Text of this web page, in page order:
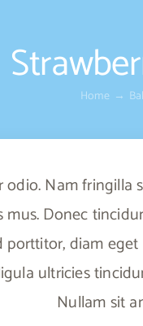
Home
odio. Nam
mus. Donec
porttitor, diam
ultricies
Nullam sit